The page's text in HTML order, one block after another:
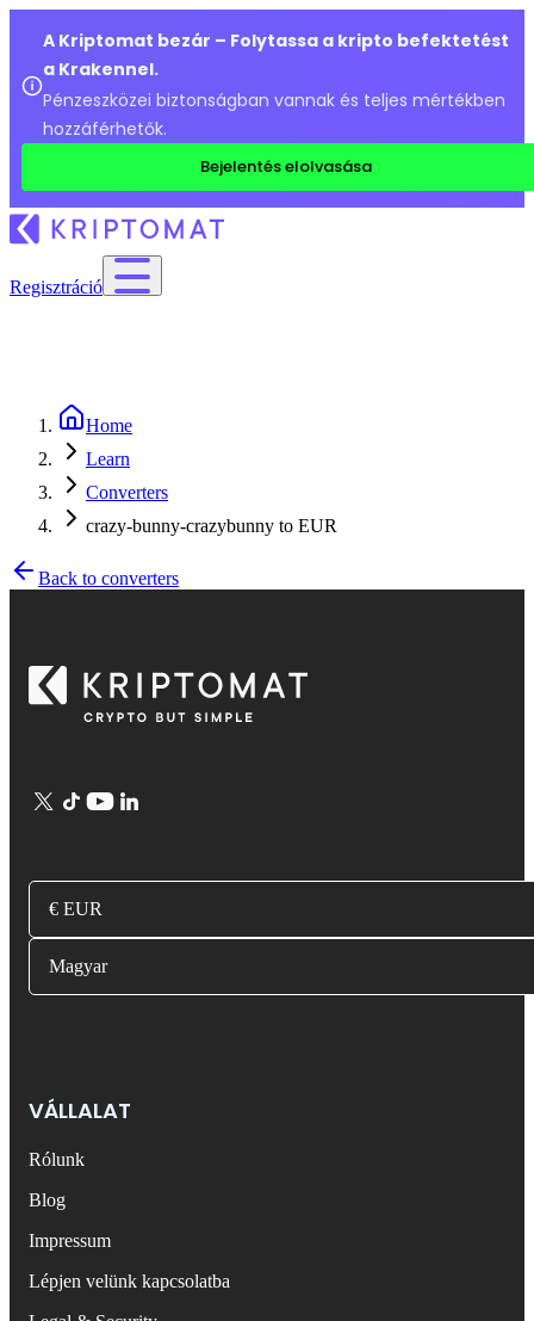
A Kriptomat bezár – Folytassa a kripto befektetést
a Krakennel.
Pénzeszközei biztonságban vannak és teljes mértékben
hozzáférhetők.
Bejelentés elolvasása
Regisztráció
Home
Learn
Converters
crazy-bunny-crazybunny to EUR
Back to converters
€ EUR
Magyar
VÁLLALAT
Rólunk
Blog
Impressum
Lépjen velünk kapcsolatba